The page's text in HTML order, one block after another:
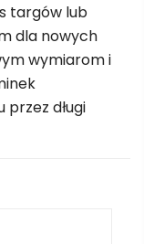
targów lub
dla nowych
wymiarom i
długi